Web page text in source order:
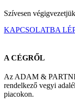
Szívesen
KAPCSOLATBA
A CÉGRŐL
Az ADAM &
rendelkező vegyi
piacokon.